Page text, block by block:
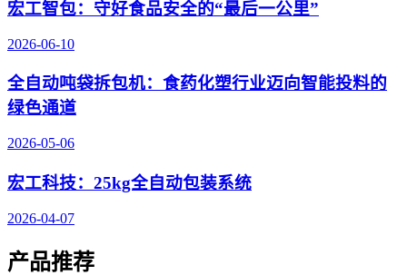
宏工智包：守好食品安全的“最后一公里”
2026-06-10
全自动吨袋拆包机：食药化塑行业迈向智能投料的
绿色通道
2026-05-06
宏工科技：25kg全自动包装系统
2026-04-07
产品推荐